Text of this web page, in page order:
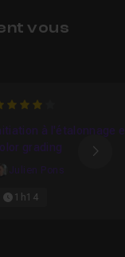
vous
à l'étalonnage
grading
Julien Pons
1h14